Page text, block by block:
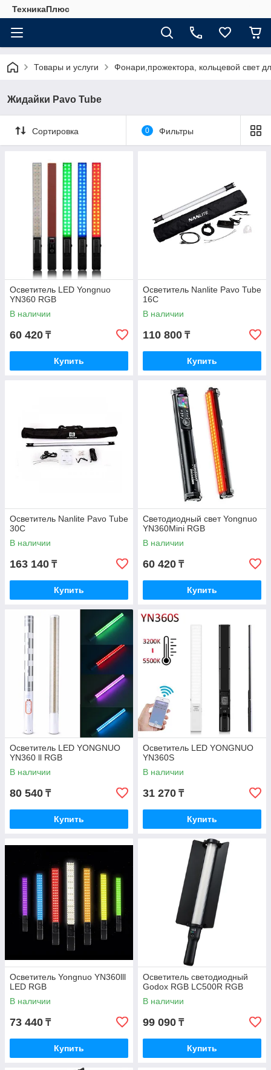
ТехникаПлюс
Товары и услуги Фонари,прожектора, кольцевой свет
Жидайки Pavo Tube
Сортировка 0 Фильтры
Осветитель LED Yongnuo
YN360 RGB
В наличии
60 420 ₸
Купить
Осветитель Nanlite Pavo Tube
16C
В наличии
110 800 ₸
Купить
Осветитель Nanlite Pavo Tube
30C
В наличии
163 140 ₸
Купить
Светодиодный свет Yongnuo
YN360Mini RGB
В наличии
60 420 ₸
Купить
Осветитель LED YONGNUO
YN360 ll RGB
В наличии
80 540 ₸
Купить
Осветитель LED YONGNUO
YN360S
В наличии
31 270 ₸
Купить
Осветитель Yongnuo YN360lll
LED RGB
В наличии
73 440 ₸
Купить
Осветитель светодиодный
Godox RGB LC500R RGB
В наличии
99 090 ₸
Купить